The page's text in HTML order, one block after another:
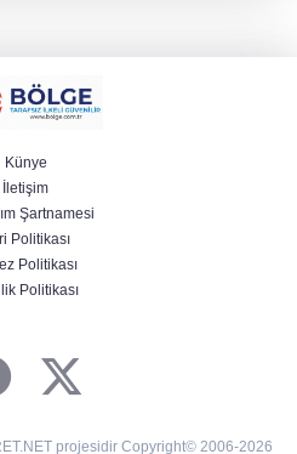
Künye
İletişim
Şartnamesi
Politikası
Politikası
Politikası
projesidir Copyright© 2006-2026